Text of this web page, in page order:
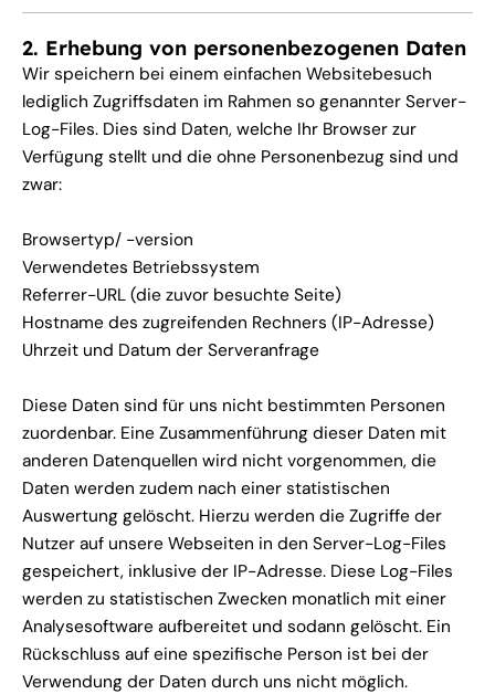
2. Erhebung von personenbezogenen Daten
Wir speichern bei einem einfachen Websitebesuch
lediglich Zugriffsdaten im Rahmen so genannter Server-
Log-Files. Dies sind Daten, welche Ihr Browser zur
Verfügung stellt und die ohne Personenbezug sind und
zwar:
Browsertyp/ -version
Verwendetes Betriebssystem
Referrer-URL (die zuvor besuchte Seite)
Hostname des zugreifenden Rechners (IP-Adresse)
Uhrzeit und Datum der Serveranfrage
Diese Daten sind für uns nicht bestimmten Personen
zuordenbar. Eine Zusammenführung dieser Daten mit
anderen Datenquellen wird nicht vorgenommen, die
Daten werden zudem nach einer statistischen
Auswertung gelöscht. Hierzu werden die Zugriffe der
Nutzer auf unsere Webseiten in den Server-Log-Files
gespeichert, inklusive der IP-Adresse. Diese Log-Files
werden zu statistischen Zwecken monatlich mit einer
Analysesoftware aufbereitet und sodann gelöscht. Ein
Rückschluss auf eine spezifische Person ist bei der
Verwendung der Daten durch uns nicht möglich.